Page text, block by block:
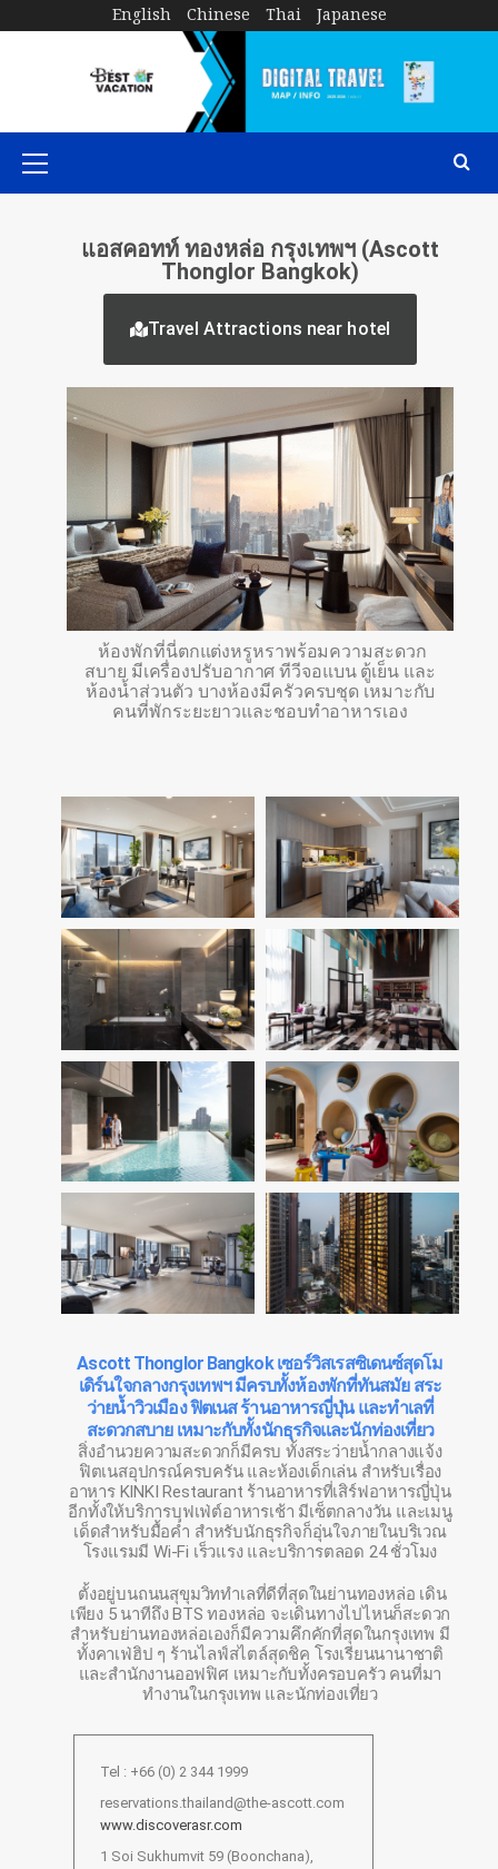
English Chinese Thai Japanese
แอสคอทท์ ทองหล่อ กรุงเทพฯ (Ascott
Thonglor Bangkok)
Travel Attractions near hotel
ห้องพักที่นี่ตกแต่งหรูหราพร้อมความสะดวก
สบาย มีเครื่องปรับอากาศ ทีวีจอแบน ตู้เย็น และ
ห้องน้ำส่วนตัว บางห้องมีครัวครบชุด เหมาะกับ
คนที่พักระยะยาวและชอบทำอาหารเอง
Ascott Thonglor Bangkok เซอร์วิสเรสซิเดนซ์สุดโม
เดิร์นใจกลางกรุงเทพฯ มีครบทั้งห้องพักที่ทันสมัย สระ
ว่ายน้ำวิวเมือง ฟิตเนส ร้านอาหารญี่ปุ่น และทำเลที่
สะดวกสบาย เหมาะกับทั้งนักธุรกิจและนักท่องเที่ยว
สิ่งอำนวยความสะดวกก็มีครบ ทั้งสระว่ายน้ำกลางแจ้ง
ฟิตเนสอุปกรณ์ครบครัน และห้องเด็กเล่น สำหรับเรื่อง
อาหาร KINKI Restaurant ร้านอาหารที่เสิร์ฟอาหารญี่ปุ่น
อีกทั้งให้บริการบุฟเฟ่ต์อาหารเช้า มีเซ็ตกลางวัน และเมนู
เด็ดสำหรับมื้อค่ำ สำหรับนักธุรกิจก็อุ่นใจภายในบริเวณ
โรงแรมมี Wi-Fi เร็วแรง และบริการตลอด 24 ชั่วโมง
ตั้งอยู่บนถนนสุขุมวิททำเลที่ดีที่สุดในย่านทองหล่อ เดิน
เพียง 5 นาทีถึง BTS ทองหล่อ จะเดินทางไปไหนก็สะดวก
สำหรับย่านทองหล่อเองก็มีความคึกคักที่สุดในกรุงเทพ มี
ทั้งคาเฟ่ฮิป ๆ ร้านไลฟ์สไตล์สุดชิค โรงเรียนนานาชาติ
และสำนักงานออฟฟิศ เหมาะกับทั้งครอบครัว คนที่มา
ทำงานในกรุงเทพ และนักท่องเที่ยว
Tel : +66 (0) 2 344 1999
reservations.thailand@the-ascott.com
www.discoverasr.com
1 Soi Sukhumvit 59 (Boonchana),